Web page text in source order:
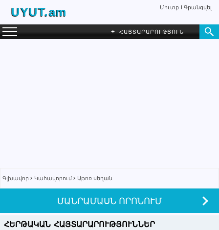
UYUT.am Մուտք Գրանցվել
+ ՀԱՅՏԱՐԱՐՈՒԹՅՈՒՆ
Գլխավոր Կահավորում Աթոռ սեղան
ՄԱՆՐԱՄԱՍՆ ՈՐՈՆՈՒՄ
ՀԵՐԹԱԿԱՆ ՀԱՅՏԱՐԱՐՈՒԹՅՈՒՆՆԵՐ